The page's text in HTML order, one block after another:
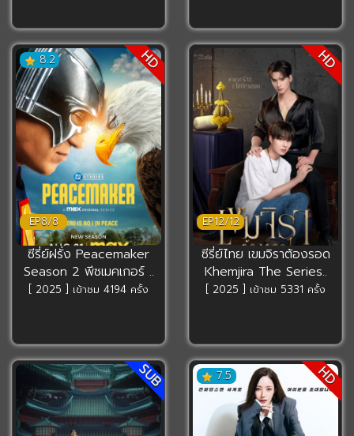
8.2
EP8/8
HD
ซีรี่ย์ฝรั่ง Peacemaker
Season 2 พีซเมคเกอร์ ..
[ 2025 ] เข้าชม 4194 ครั้ง
EP12/12
HD
ซีรี่ย์ไทย เขมจิราต้องรอด
Khemjira The Series..
[ 2025 ] เข้าชม 5331 ครั้ง
SUB 7.5 HD